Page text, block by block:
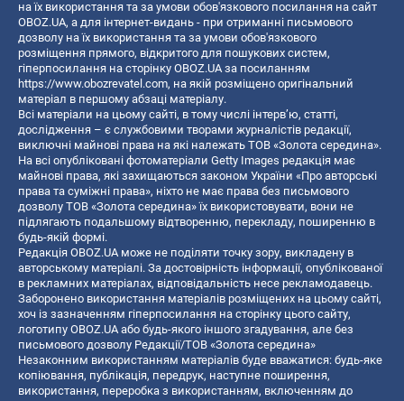
на їх використання та за умови обов'язкового посилання на сайт
OBOZ.UA, а для інтернет-видань - при отриманні письмового
дозволу на їх використання та за умови обов'язкового
розміщення прямого, відкритого для пошукових систем,
гіперпосилання на сторінку OBOZ.UA за посиланням
https://www.obozrevatel.com, на якій розміщено оригінальний
матеріал в першому абзаці матеріалу.
Всі матеріали на цьому сайті, в тому числі інтерв’ю, статті,
дослідження – є службовими творами журналістів редакції,
виключні майнові права на які належать ТОВ «Золота середина».
На всі опубліковані фотоматеріали Getty Images редакція має
майнові права, які захищаються законом України «Про авторські
права та суміжні права», ніхто не має права без письмового
дозволу ТОВ «Золота середина» їх використовувати, вони не
підлягають подальшому відтворенню, перекладу, поширенню в
будь-якій формі.
Редакція OBOZ.UA може не поділяти точку зору, викладену в
авторському матеріалі. За достовірність інформації, опублікованої
в рекламних матеріалах, відповідальність несе рекламодавець.
Заборонено використання матеріалів розміщених на цьому сайті,
хоч із зазначенням гіперпосилання на сторінку цього сайту,
логотипу OBOZ.UA або будь-якого іншого згадування, але без
письмового дозволу Редакції/ТОВ «Золота середина»
Незаконним використанням матеріалів буде вважатися: будь-яке
копiювання, публiкацiя, передрук, наступне поширення,
використання, переробка з використанням, включенням до